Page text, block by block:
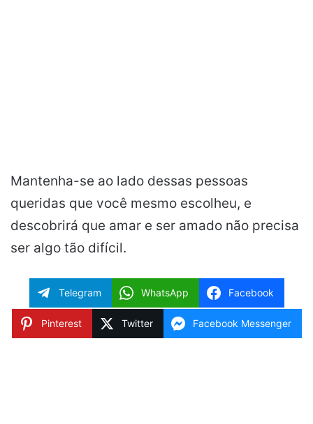
Mantenha-se ao lado dessas pessoas
queridas que você mesmo escolheu, e
descobrirá que amar e ser amado não precisa
ser algo tão difícil.
Telegram WhatsApp Facebook
Pinterest Twitter Facebook Messenger